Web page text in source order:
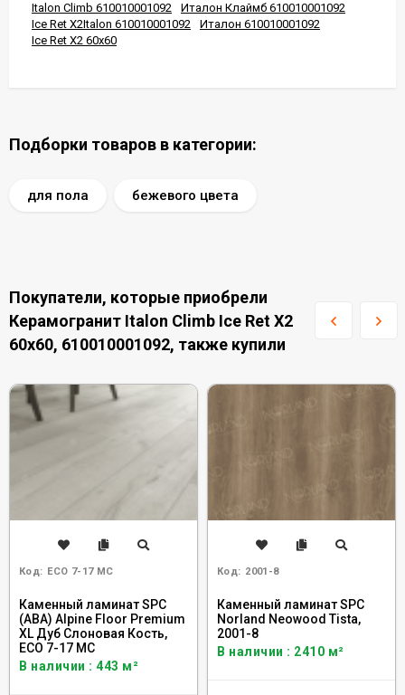
Italon Climb 610010001092
Италон Клаймб 610010001092
Ice Ret X2Italon 610010001092
Италон 610010001092
Ice Ret X2 60x60
Подборки товаров в категории:
для пола бежевого цвета
Покупатели, которые приобрели
Керамогранит Italon Climb Ice Ret X2
60x60, 610010001092, также купили
Код: ECO 7-17 MC
Каменный ламинат SPC
(ABA) Alpine Floor Premium
XL Дуб Слоновая Кость,
ECO 7-17 MC
В наличии : 443 м²
Код: 2001-8
Каменный ламинат SPC
Norland Neowood Tista,
2001-8
В наличии : 2410 м²